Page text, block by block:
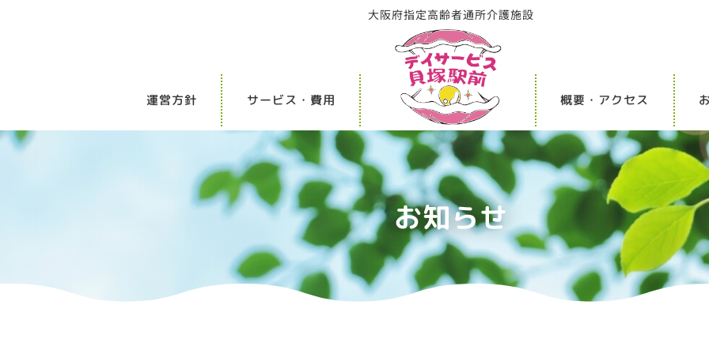
⼤阪府指定⾼齢者通所介護施設
運営⽅針 サービス・費⽤ 概要・アクセス
お知らせ